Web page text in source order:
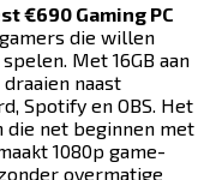
€690 Gaming PC
die willen
Met 16GB aan
draaien naast
Spotify en OBS. Het
die net beginnen met
1080p game-
overmatige